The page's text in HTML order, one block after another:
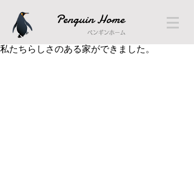
Penguin Home
ペンギンホーム
私たちらしさのある家ができました。